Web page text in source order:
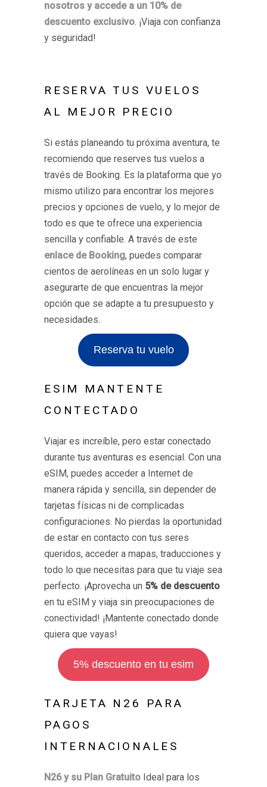
nosotros y accede a un 10% de
descuento exclusivo. ¡Viaja con confianza
y seguridad!
RESERVA TUS VUELOS
AL MEJOR PRECIO
Si estás planeando tu próxima aventura, te
recomiendo que reserves tus vuelos a
través de Booking. Es la plataforma que yo
mismo utilizo para encontrar los mejores
precios y opciones de vuelo, y lo mejor de
todo es que te ofrece una experiencia
sencilla y confiable. A través de este
enlace de Booking, puedes comparar
cientos de aerolíneas en un solo lugar y
asegurarte de que encuentras la mejor
opción que se adapte a tu presupuesto y
necesidades.
Reserva tu vuelo
ESIM MANTENTE
CONTECTADO
Viajar es increíble, pero estar conectado
durante tus aventuras es esencial. Con una
eSIM, puedes acceder a Internet de
manera rápida y sencilla, sin depender de
tarjetas físicas ni de complicadas
configuraciones. No pierdas la oportunidad
de estar en contacto con tus seres
queridos, acceder a mapas, traducciones y
todo lo que necesitas para que tu viaje sea
perfecto. ¡Aprovecha un 5% de descuento
en tu eSIM y viaja sin preocupaciones de
conectividad! ¡Mantente conectado donde
quiera que vayas!
5% descuento en tu esim
TARJETA N26 PARA
PAGOS
INTERNACIONALES
N26 y su Plan Gratuito Ideal para los